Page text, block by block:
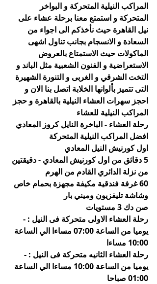
المراكب النيلية المتحركة و البواخر
المتحركة و استمتع معنا برحلة عشاء على
نيل القاهرة حيث نأخذكم الى اجواء من
السعادة و الانسجام بجانب تناول اشهى
الماكولات حيث الاستمتاع بالعروض
الاستعراضية و الفنون الشعبية مثل الباند و
التخت الشرقي و الغربى و التنورة الشهيرة
التى تتميز بألوانها الخلابة اتصل بنا الان و
احجز سهرات العشاء النيلية بالقاهرة و حجز
المراكب النيلية للعشاء
رحلة العشاء - الباخرة النايل كروز المعادي
افضل المراكب النيلية المتحركة
اول كورنيش النيل المعادي
5 دقائق من اول كورنيش المعادي - دقيقتين
من نزلة الدائري القادم من الهرم
60 غرفة فندقية مكيفة مجهزة بحمام خاص
وشاشة تليفزيون وميني بار
صن دك 3 مستويات
رحلة العشاء الاولى متحركة فى النيل : -
يوميا من الساعة 07:00 مساءا الي الساعة
10:00 مساءا
رحلة العشاء الثانيه متحركة فى النيل : -
يوميا من الساعة 10:00 مساءا الي الساعة
01:00 صباحا